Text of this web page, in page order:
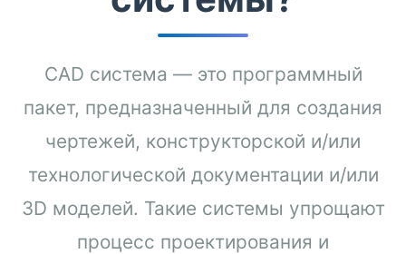
CAD система — это программный
пакет, предназначенный для создания
чертежей, конструкторской и/или
технологической документации и/или
3D моделей. Такие системы упрощают
процесс проектирования и